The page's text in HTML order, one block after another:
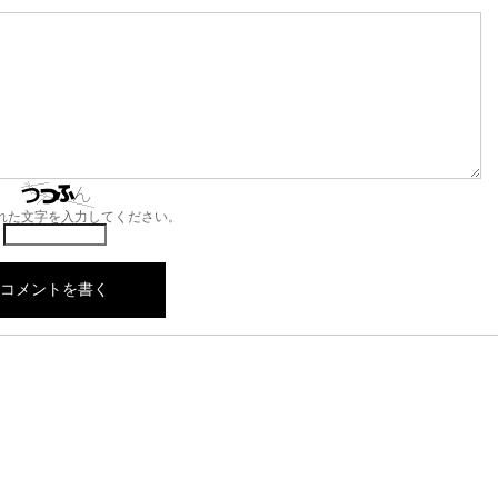
た文字を入力してください。